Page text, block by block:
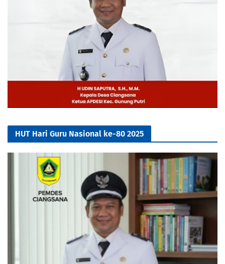
HUT Hari Guru Nasional ke-80 2025